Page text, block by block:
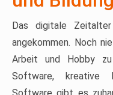
Das digitale
angekommen. Noch
Arbeit und Hobby
Software, kreative